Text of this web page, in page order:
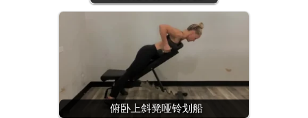
俯卧上斜凳哑铃划船